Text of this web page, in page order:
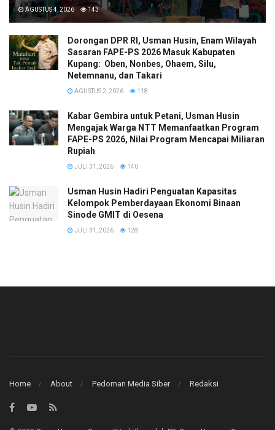
AGUSTUS 4, 2026 143
Dorongan DPR RI, Usman Husin, Enam Wilayah
Sasaran FAPE-PS 2026 Masuk Kabupaten
Kupang: Oben, Nonbes, Ohaem, Silu,
Netemnanu, dan Takari
AGUSTUS 2, 2026 118
Kabar Gembira untuk Petani, Usman Husin
Mengajak Warga NTT Memanfaatkan Program
FAPE-PS 2026, Nilai Program Mencapai Miliaran
Rupiah
JULI 31, 2026 140
​Usman Husin Hadiri Penguatan Kapasitas
Kelompok Pemberdayaan Ekonomi Binaan
Sinode GMIT di Oesena
JULI 31, 2026 128
Home About Pedoman Media Siber Redaksi